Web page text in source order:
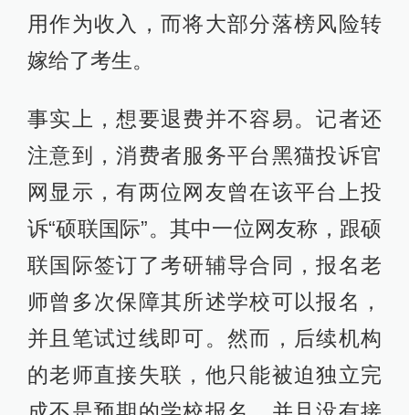
用作为收入，而将大部分落榜风险转
嫁给了考生。
事实上，想要退费并不容易。记者还
注意到，消费者服务平台黑猫投诉官
网显示，有两位网友曾在该平台上投
诉“硕联国际”。其中一位网友称，跟硕
联国际签订了考研辅导合同，报名老
师曾多次保障其所述学校可以报名，
并且笔试过线即可。然而，后续机构
的老师直接失联，他只能被迫独立完